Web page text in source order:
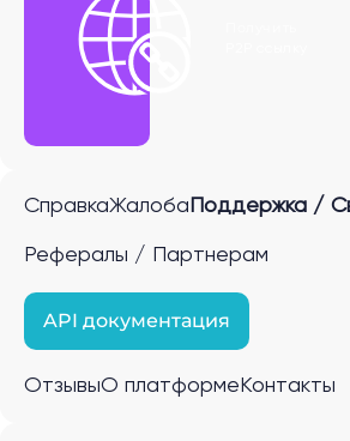
СправкаЖалоба Поддержка /
Рефералы / Партнерам
API документация
ОтзывыО платформе Контакты